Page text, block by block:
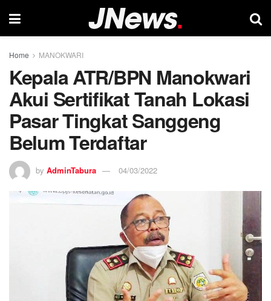
Home MANOKWARI
Kepala ATR/BPN Manokwari
Akui Sertifikat Tanah Lokasi
Pasar Tingkat Sanggeng
Belum Terdaftar
by AdminTabura 04/03/2022